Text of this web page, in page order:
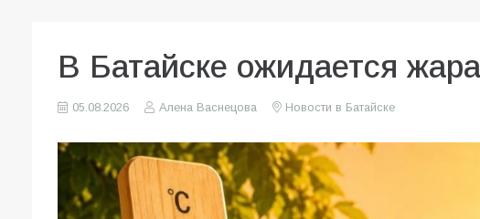
В Батайске ожидается
05.08.2026 Алена Васнецова Новости в Батайске